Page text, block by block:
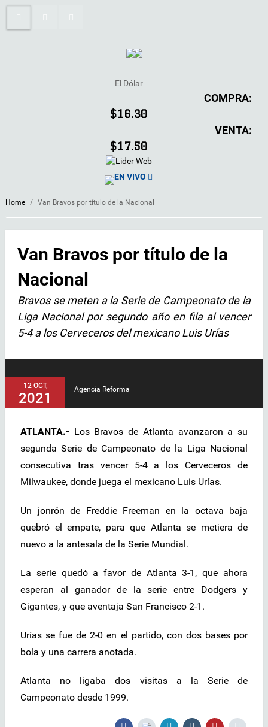
El Dólar
COMPRA:
$16.30
VENTA:
$17.50
EN VIVO
Home / Van Bravos por título de la Nacional
Van Bravos por título de la
Nacional
Bravos se meten a la Serie de Campeonato de la
Liga Nacional por segundo año en fila al vencer
5-4 a los Cerveceros del mexicano Luis Urías
12 OCT,
2021
Agencia Reforma
ATLANTA.- Los Bravos de Atlanta avanzaron a su
segunda Serie de Campeonato de la Liga Nacional
consecutiva tras vencer 5-4 a los Cerveceros de
Milwaukee, donde juega el mexicano Luis Urías.
Un jonrón de Freddie Freeman en la octava baja
quebró el empate, para que Atlanta se metiera de
nuevo a la antesala de la Serie Mundial.
La serie quedó a favor de Atlanta 3-1, que ahora
esperan al ganador de la serie entre Dodgers y
Gigantes, y que aventaja San Francisco 2-1.
Urías se fue de 2-0 en el partido, con dos bases por
bola y una carrera anotada.
Atlanta no ligaba dos visitas a la Serie de
Campeonato desde 1999.